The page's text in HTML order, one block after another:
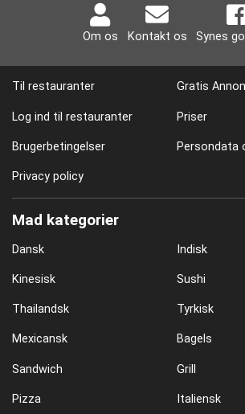
Om os Kontakt os Synes
Til restauranter Gratis
Log ind til restauranter Priser
Brugerbetingelser Persondata
Privacy policy
Mad kategorier
Dansk Indisk
Kinesisk Sushi
Thailandsk Tyrkisk
Mexicansk Bagels
Sandwich Grill
Pizza Italiensk